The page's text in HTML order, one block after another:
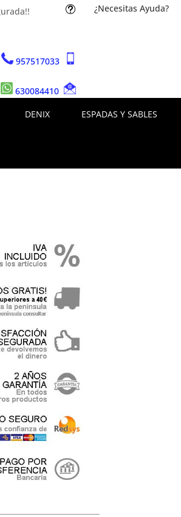
t ¿Necesitas Ayuda?
957517033
630084410
DENIX ESPADAS Y SABLES